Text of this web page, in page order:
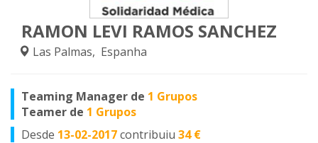
RAMON LEVI RAMOS SANCHEZ
Las Palmas, Espanha
Teaming Manager de 1 Grupos
Teamer de 1 Grupos
Desde 13-02-2017contribuiu 34 €